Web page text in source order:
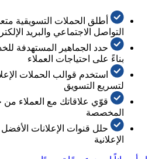
أطلق الحملات التسويقية
التواصل الاجتماعي والبريد
حدد الجماهير المستهدفة
بناءً على احتياجات العملاء
استخدم قوالب الحملات
لتسريع التسويق
قوّي علاقاتك مع العملاء
المخصصة
حلل قنوات الإعلانات
الإعلانية